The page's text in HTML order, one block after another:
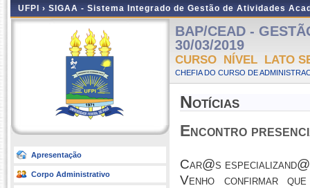
UFPI › SIGAA - Sistema Integrado de Gestão de Atividades
Apresentação
Corpo Administrativo
BAP/CEAD -
30/03/2019
CURSO NÍVEL LATO
CHEFIA DO CURSO DE
Notícias
Encontro
Car@s
Venho confirmar